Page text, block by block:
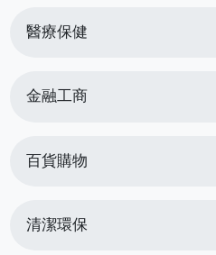
醫療保健
金融工商
百貨購物
清潔環保